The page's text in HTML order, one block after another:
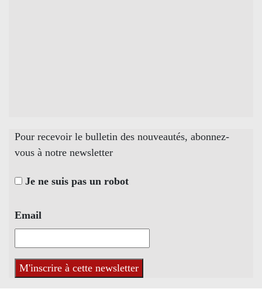
Pour recevoir le bulletin des nouveautés, abonnez-
vous à notre newsletter
Je ne suis pas un robot
Email